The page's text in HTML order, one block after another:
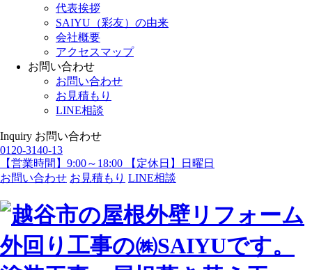
代表挨拶
SAIYU（彩友）の由来
会社概要
アクセスマップ
お問い合わせ
お問い合わせ
お見積もり
LINE相談
Inquiry お問い合わせ
0120-3140-13
【営業時間】9:00～18:00 【定休日】日曜日
お問い合わせ お見積もり LINE相談